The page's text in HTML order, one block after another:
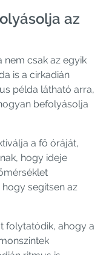
az
nem csak az egyik
is a cirkadián
példa látható arra,
befolyásolja
a fő óráját,
hogy ideje
segítsen az
folytatódik, ahogy a